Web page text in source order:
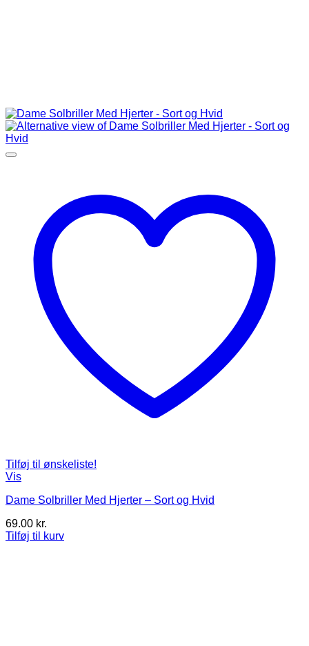
Tilføj til ønskeliste!
Vis
Dame Solbriller Med Hjerter – Sort og Hvid
69.00 kr.
Tilføj til kurv